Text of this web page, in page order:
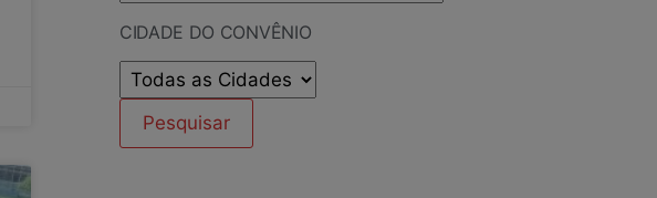
CIDADE DO CONVÊNIO